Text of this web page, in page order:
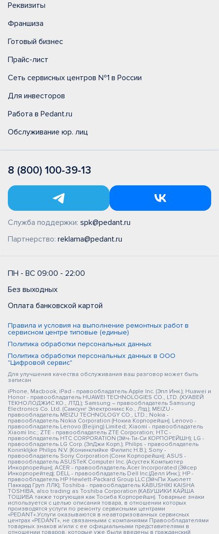
Реквизиты
Франшиза
Готовый бизнес
Прайс-лист
Сеть сервисных центров №1 в России
Для инвесторов
Работа в Pedant.ru
Обслуживание юр. лиц
8 (800) 100-39-13
Служба поддержки: spk@pedant.ru
Партнерство: reklama@pedant.ru
ПН - ВС 09:00 - 22:00
Без выходных
Оплата банковской картой
Правила и условия на выполнение ремонтных работ в
сервисном центре типовые (единые)
Политика обработки персональных данных
Политика обработки персональных данных в ООО
"Цифровой сервис"
Для улучшения качества обслуживания ваш разговор может быть
записан
iPhone, Macbook, iPad - правообладатель Apple Inc. (Эпл Инк.); Huawei и
Honor - правообладатель HUAWEI TECHNOLOGIES CO., LTD. (ХУАВЕЙ
ТЕКНОЛОДЖИС КО., ЛТД.); Samsung – правообладатель Samsung
Electronics Co. Ltd. (Самсунг Электроникс Ко., Лтд.); MEIZU -
правообладатель MEIZU TECHNOLOGY CO., LTD.; Nokia -
правообладатель Nokia Corporation (Нокиа Корпорейшн); Lenovo -
правообладатель Lenovo (Beijing) Limited; Xiaomi - правообладатель
Xiaomi Inc.; ZTE - правообладатель ZTE Corporation; HTC -
правообладатель HTC CORPORATION (Эйч-Ти-Си КОРПОРЕЙШН); LG -
правообладатель LG Corp. (ЭлДжи Корп.); Philips - правообладатель
Koninklijke Philips N.V. (Конинклийке Филипс Н.В.); Sony -
правообладатель Sony Corporation (Сони Корпорейшн); ASUS -
правообладатель ASUSTeK Computer Inc. (Асустек Компьютер
Инкорпорейшн); ACER - правообладатель Acer Incorporated (Эйсер
Инкорпорейтед); DELL - правообладатель Dell Inc.(Делл Инк.); HP -
правообладатель HP Hewlett-Packard Group LLC (ЭйчПи Хьюлетт
Паккард Груп ЛЛК); Toshiba - правообладатель KABUSHIKI KAISHA
TOSHIBA, also trading as Toshiba Corporation (КАБУШИКИ КАЙША
ТОШИБА также торгующая как Тосиба Корпорейшн). Товарные знаки
используется с целью описания товара, в отношении которых
производятся услуги по ремонту сервисными центрами
«PEDANT».Услуги оказываются в неавторизованных сервисных
центрах «PEDANT», не связанными с компаниями Правообладателями
товарных знаков и/или с ее официальными представителями в
отношении товаров, которые уже были введены в гражданский